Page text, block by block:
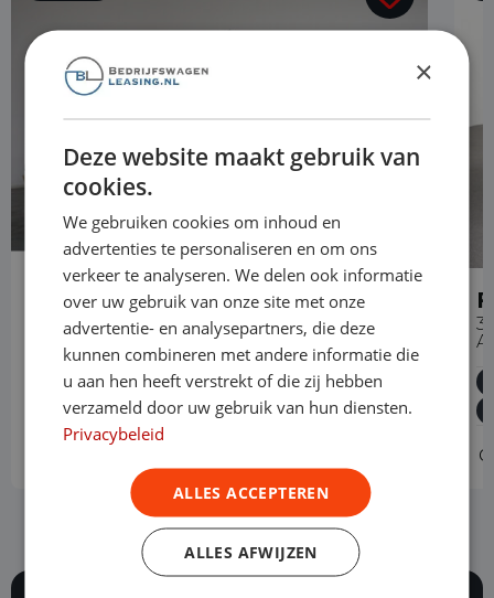
Ford Transit Custom
300 2.0 TDCI L2H1 Trend Dubbele
Diesel Automaat 60.821 km
2023
Asten
L2H1
×
Deze website maakt gebruik van
cookies.
We gebruiken cookies om inhoud en
advertenties te personaliseren en om ons
verkeer te analyseren. We delen ook informatie
over uw gebruik van onze site met onze
advertentie- en analysepartners, die deze
kunnen combineren met andere informatie die
u aan hen heeft verstrekt of die zij hebben
verzameld door uw gebruik van hun diensten.
Privacybeleid
ALLES ACCEPTEREN
ALLES AFWIJZEN